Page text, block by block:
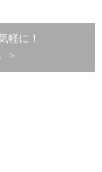
軽に！